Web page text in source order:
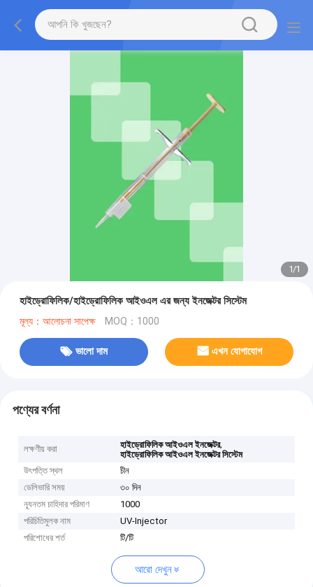
1/1
হাইড্রোফিলিক/হাইড্রোফিলিক আইওএল এর জন্য ইনজেক্টর সিস্টেম
মূল্য：আলোচনা সাপেক্ষ MOQ：1000
ভালো দাম এখন যোগাযোগ
পণ্যের বর্ণনা
লক্ষণীয় করা হাইড্রোফিলিক আইওএল ইনজেক্টর,
হাইড্রোফিলিক আইওএল ইনজেক্টর সিস্টেম
উৎপত্তি স্থল
চীন
ডেলিভারি সময়
৩০ দিন
ন্যূনতম চাহিদার পরিমাণ
1000
পরিচিতিমুলক নাম
UV-Injector
পরিশোধের শর্ত
টি/টি
আরো দেখুন